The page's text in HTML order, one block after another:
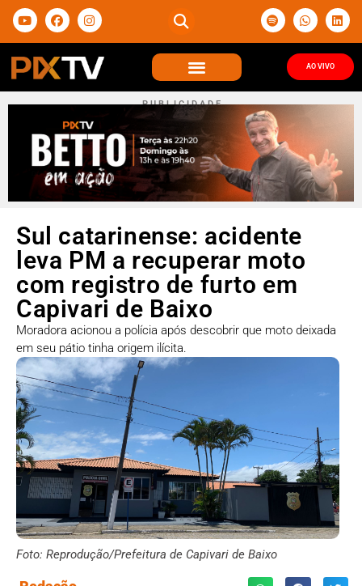
AO VIVO
P U B L I C I D A D E
Sul catarinense: acidente
leva PM a recuperar moto
com registro de furto em
Capivari de Baixo
Moradora acionou a polícia após descobrir que moto deixada
em seu pátio tinha origem ilícita.
Foto: Reprodução/Prefeitura de Capivari de Baixo